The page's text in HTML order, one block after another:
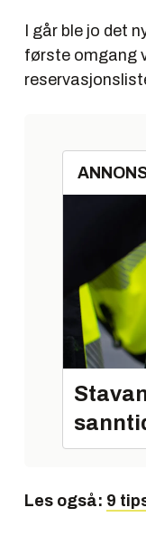
I går ble jo det
første omgang
Les også: 9